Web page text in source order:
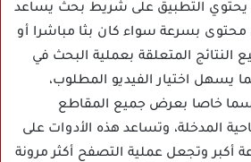
يحتوي التطبيق على شريط بحث يساعد
محتوى بسرعة سواء كان بثا مباشرا أو
النتائج المتعلقة بعملية البحث في
اختيار الفيديو المطلوب،
خاصا بعرض جميع المقاطع
المدخلة، وتساعد هذه الأدوات على
أكبر وتجعل عملية التصفح أكثر مرونة